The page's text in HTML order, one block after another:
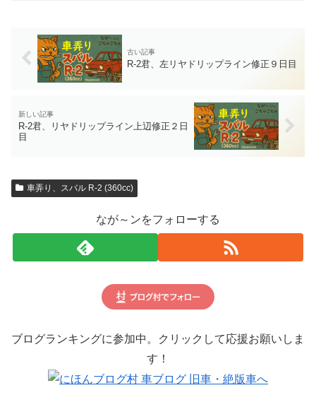
R-2君、左リヤドリップライン修正９日目
R-2君、リヤドリップライン上辺修正２日
目
車弄り、スバル R-2 (360cc)
なが～ンをフォローする
ブログランキングに参加中。クリックして応援お願いしま
す！